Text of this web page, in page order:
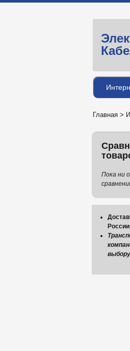
Главная >
Пока ни
выбору